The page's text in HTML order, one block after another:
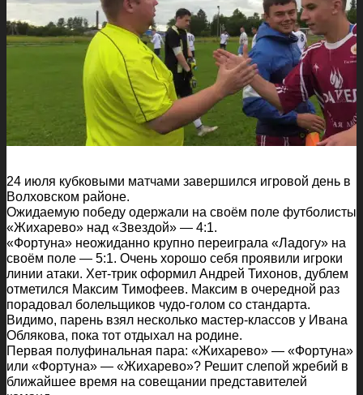
24 июля кубковыми матчами завершился игровой день в
Волховском районе.
Ожидаемую победу одержали на своём поле футболисты
«Жихарево» над «Звездой» — 4:1.
«Фортуна» неожиданно крупно переиграла «Ладогу» на
своём поле — 5:1. Очень хорошо себя проявили игроки
линии атаки. Хет-трик оформил Андрей Тихонов, дублем
отметился Максим Тимофеев. Максим в очередной раз
порадовал болельщиков чудо-голом со стандарта.
Видимо, парень взял несколько мастер-классов у Ивана
Облякова, пока тот отдыхал на родине.
Первая полуфинальная пара: «Жихарево» — «Фортуна»
или «Фортуна» — «Жихарево»? Решит слепой жребий в
ближайшее время на совещании представителей